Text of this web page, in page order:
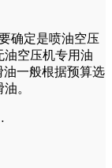
确定是喷油空压
油空压机专用油
油一般根据预算选
。